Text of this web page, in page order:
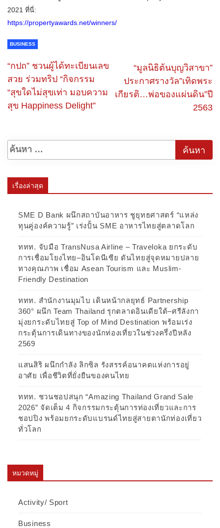
2021 ที่นี่:
https://propertyawards.net/winners/
BUSINESS
“กปถ” ชวนผู้ได้ทะเบียนเลข
สวย ร่วมทริป “กิจกรรม
“สุขใดไม่สุขเท่า มอบความ
สุข Happiness Delight”
“มูลนิธิต้นบุญวิสาขา”
ประกาศรางวัล”เทิดพระ
เกียรติ…พ่อของแผ่นดิน”ปี​
2563
เรื่องล่าสุด
SME D Bank ผนึกสถาบันอาหาร ชูยุทธศาสตร์ “แหล่ง
ทุนคู่องค์ความรู้” เร่งปั้น SME อาหารไทยสู่ตลาดโลก
ททท. จับมือ TransNusa Airline – Traveloka ยกระดับ
การเชื่อมโยงไทย–อินโดนีเซีย ดันไทยสู่จุดหมายปลาย
ทางคุณภาพ เชื่อม Asean Tourism และ Muslim-
Friendly Destination
ททท. สำนักงานมุมไบ เดินหน้ากลยุทธ์ Partnership
360° ผนึก Team Thailand รุกตลาดอินเดียใต้–ศรีลังกา
มุ่งยกระดับไทยสู่ Top of Mind Destination พร้อมเร่ง
กระตุ้นการเดินทางของนักท่องเที่ยวในช่วงครึ่งปีหลัง
2569
แสนสิริ ผนึกกำลัง ลิกซิล รังสรรค์อนาคตแห่งการอยู่
อาศัย เพื่อชีวิตที่ยั่งยืนของคนไทย
ททท. ชวนชอปสนุก “Amazing Thailand Grand Sale
2026” จัดเต็ม 4 กิจกรรมกระตุ้นการท่องเที่ยวและการ
ชอปปิง พร้อมยกระดับแบรนด์ไทยสู่สายตานักท่องเที่ยว
ทั่วโลก
หมวดหมู่
Activity/ Sport
Business